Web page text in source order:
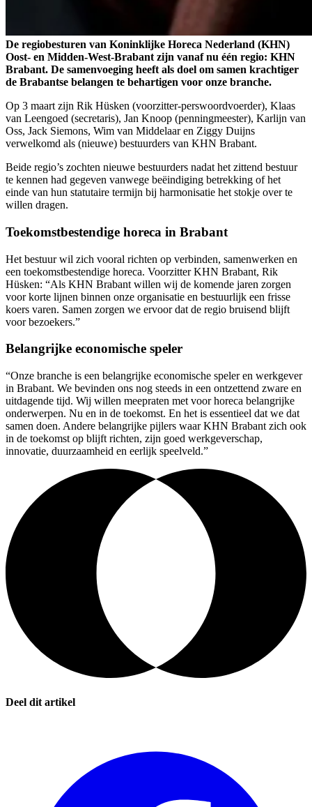
De regiobesturen van Koninklijke Horeca Nederland (KHN)
Oost- en Midden-West-Brabant zijn vanaf nu één regio: KHN
Brabant. De samenvoeging heeft als doel om samen krachtiger
de Brabantse belangen te behartigen voor onze branche.
Op 3 maart zijn Rik Hüsken (voorzitter-perswoordvoerder), Klaas
van Leengoed (secretaris), Jan Knoop (penningmeester), Karlijn van
Oss, Jack Siemons, Wim van Middelaar en Ziggy Duijns
verwelkomd als (nieuwe) bestuurders van KHN Brabant.
Beide regio’s zochten nieuwe bestuurders nadat het zittend bestuur
te kennen had gegeven vanwege beëindiging betrekking of het
einde van hun statutaire termijn bij harmonisatie het stokje over te
willen dragen.
Toekomstbestendige horeca in Brabant
Het bestuur wil zich vooral richten op verbinden, samenwerken en
een toekomstbestendige horeca. Voorzitter KHN Brabant, Rik
Hüsken: “Als KHN Brabant willen wij de komende jaren zorgen
voor korte lijnen binnen onze organisatie en bestuurlijk een frisse
koers varen. Samen zorgen we ervoor dat de regio bruisend blijft
voor bezoekers.”
Belangrijke economische speler
“Onze branche is een belangrijke economische speler en werkgever
in Brabant. We bevinden ons nog steeds in een ontzettend zware en
uitdagende tijd. Wij willen meepraten met voor horeca belangrijke
onderwerpen. Nu en in de toekomst. En het is essentieel dat we dat
samen doen. Andere belangrijke pijlers waar KHN Brabant zich ook
in de toekomst op blijft richten, zijn goed werkgeverschap,
innovatie, duurzaamheid en eerlijk speelveld.”
Deel dit artikel